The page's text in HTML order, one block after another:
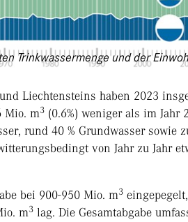
Trinkwassermenge und der
Liechtensteins haben 2023
Mio. m3 (0.6%) weniger als im Jahr
rund 40 % Grundwasser sowie
von Jahr zu Jahr
bei 900-950 Mio. m3
m3 lag. Die Gesamtabgabe